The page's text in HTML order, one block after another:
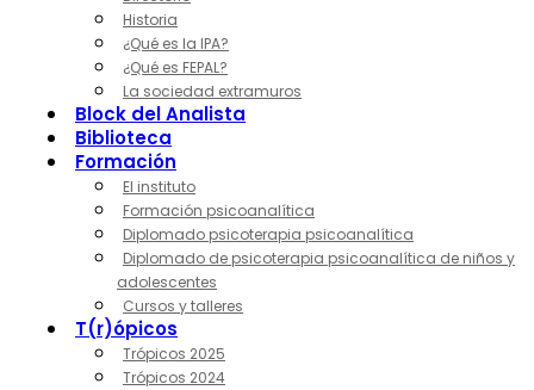
Historia
¿Qué es la IPA?
¿Qué es FEPAL?
La sociedad extramuros
Block del Analista
Biblioteca
Formación
El instituto
Formación psicoanalítica
Diplomado psicoterapia psicoanalítica
Diplomado de psicoterapia psicoanalítica de niños y
adolescentes
Cursos y talleres
T(r)ópicos
Trópicos 2025
Trópicos 2024